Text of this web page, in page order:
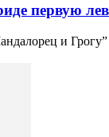
первую
и